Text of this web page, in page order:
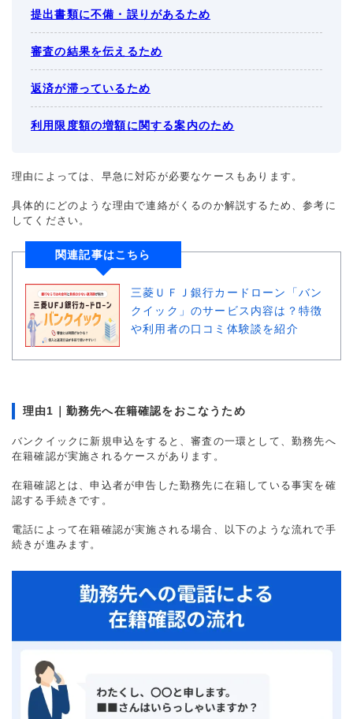
提出書類に不備・誤りがあるため
審査の結果を伝えるため
返済が滞っているため
利用限度額の増額に関する案内のため
理由によっては、早急に対応が必要なケースもあります。
具体的にどのような理由で連絡がくるのか解説するため、参考に
してください。
関連記事はこちら
三菱ＵＦＪ銀行カードローン「バン
クイック」のサービス内容は？特徴
や利用者の口コミ体験談を紹介
理由1｜勤務先へ在籍確認をおこなうため
バンクイックに新規申込をすると、審査の一環として、勤務先へ
在籍確認が実施されるケースがあります。
在籍確認とは、申込者が申告した勤務先に在籍している事実を確
認する手続きです。
電話によって在籍確認が実施される場合、以下のような流れで手
続きが進みます。